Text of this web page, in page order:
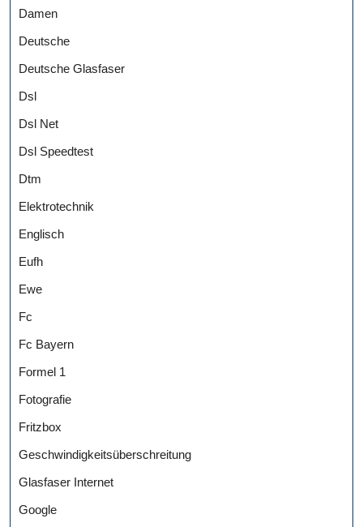
Damen
Deutsche
Deutsche Glasfaser
Dsl
Dsl Net
Dsl Speedtest
Dtm
Elektrotechnik
Englisch
Eufh
Ewe
Fc
Fc Bayern
Formel 1
Fotografie
Fritzbox
Geschwindigkeitsüberschreitung
Glasfaser Internet
Google